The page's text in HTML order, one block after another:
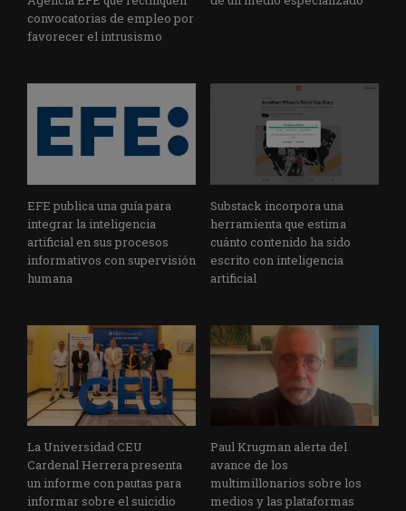
convocatorias de empleo por
favorecer el intrusismo
EFE publica una guía para
integrar la inteligencia
artificial en sus procesos
informativos con supervisión
humana
Substack incorpora una
herramienta que estima
cuánto contenido ha sido
escrito con inteligencia
artificial
La Universidad CEU
Cardenal Herrera presenta
un informe con pautas para
informar sobre el suicidio
Paul Krugman alerta del
avance de los
multimillonarios sobre los
medios y las plataformas